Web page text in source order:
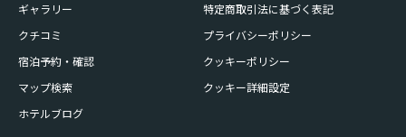
ギャラリー
クチコミ
宿泊予約・確認
マップ検索
ホテルブログ
特定商取引法に基づく表記
プライバシーポリシー
クッキーポリシー
クッキー詳細設定